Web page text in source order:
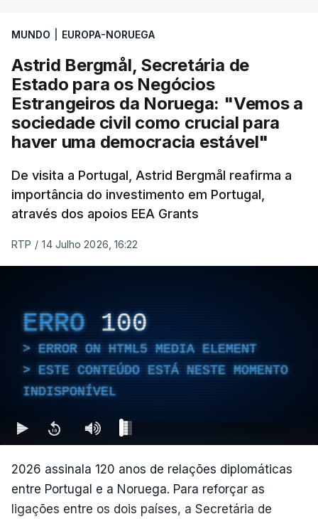
MUNDO EUROPA-NORUEGA
Astrid Bergmål, Secretária de
Estado para os Negócios
Estrangeiros da Noruega: "Vemos a
sociedade civil como crucial para
haver uma democracia estável"
De visita a Portugal, Astrid Bergmål reafirma a
importância do investimento em Portugal,
através dos apoios EEA Grants
RTP / 14 Julho 2026, 16:22
ERRO 100
ERROR ON HTML5 MEDIA ELEMENT
ESTE CONTEÚDO ESTÁ NESTE MOMENTO
INDISPONÍVEL
2026 assinala 120 anos de relações diplomáticas
entre Portugal e a Noruega. Para reforçar as
ligações entre os dois países, a Secretária de